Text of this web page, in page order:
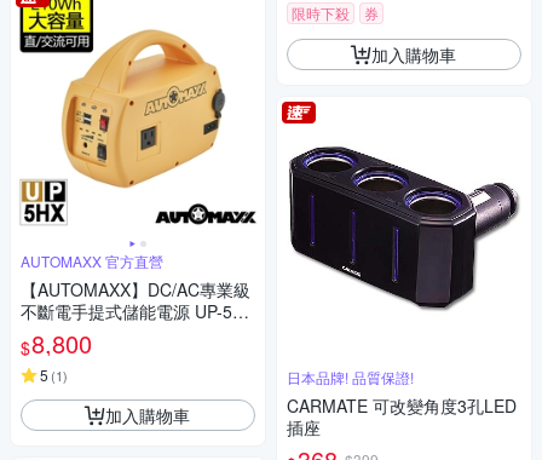
AUTOMAXX 官方直營
【AUTOMAXX】DC/AC專業級
不斷電手提式儲能電源 UP-5HX
(附贈BSMI認證鋰鐵電池) [地
震/防災/停電/救急]
$8,800
5 (1)
加入購物車
限時下殺
券
加入購物車
日本品牌! 品質保證!
CARMATE 可改變角度3孔LED
插座